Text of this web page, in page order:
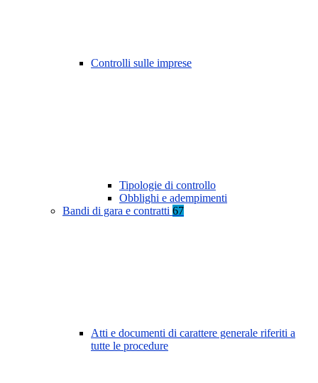
Controlli sulle imprese
Tipologie di controllo
Obblighi e adempimenti
Bandi di gara e contratti 67
Atti e documenti di carattere generale riferiti a
tutte le procedure